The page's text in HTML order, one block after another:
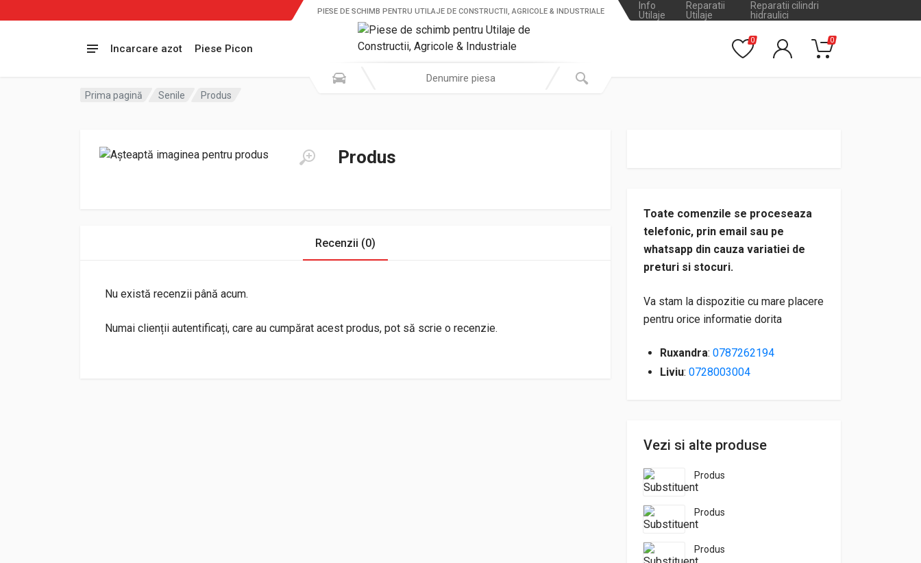
Info
Utilaje
Reparatii
Utilaje
Reparatii cilindri
hidraulici
Incarcare azot Piese Picon
PIESE DE SCHIMB PENTRU UTILAJE DE CONSTRUCTII, AGRICOLE & INDUSTRIALE
0 0
Prima pagină Senile Produs
Produs
Toate comenzile se proceseaza
telefonic, prin email sau pe
whatsapp din cauza variatiei de
preturi si stocuri.
Va stam la dispozitie cu mare placere
pentru orice informatie dorita
Ruxandra: 0787262194
Liviu: 0728003004
Vezi si alte produse
Produs
Produs
Produs
Recenzii (0)
Nu există recenzii până acum.
Numai clienții autentificați, care au cumpărat acest produs, pot să scrie o recenzie.